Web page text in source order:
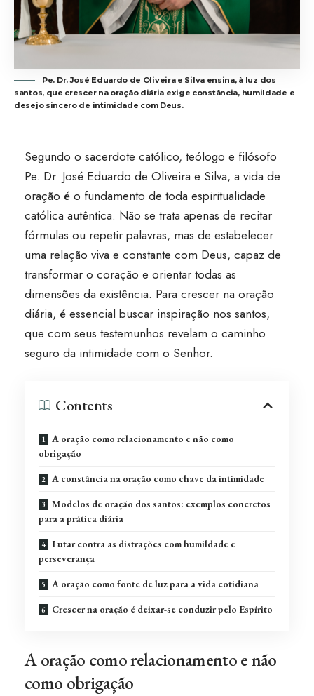
Pe. Dr. José Eduardo de Oliveira e Silva ensina, à luz dos
santos, que crescer na oração diária exige constância, humildade e
desejo sincero de intimidade com Deus.
Segundo o sacerdote católico, teólogo e filósofo
Pe. Dr. José Eduardo de Oliveira e Silva, a vida de
oração é o fundamento de toda espiritualidade
católica autêntica. Não se trata apenas de recitar
fórmulas ou repetir palavras, mas de estabelecer
uma relação viva e constante com Deus, capaz de
transformar o coração e orientar todas as
dimensões da existência. Para crescer na oração
diária, é essencial buscar inspiração nos santos,
que com seus testemunhos revelam o caminho
seguro da intimidade com o Senhor.
Contents
A oração como relacionamento e não como
obrigação
A constância na oração como chave da intimidade
Modelos de oração dos santos: exemplos concretos
para a prática diária
Lutar contra as distrações com humildade e
perseverança
A oração como fonte de luz para a vida cotidiana
Crescer na oração é deixar-se conduzir pelo Espírito
A oração como relacionamento e não
como obrigação